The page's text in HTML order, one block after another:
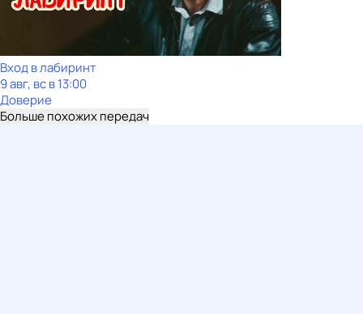
Вход в лабиринт
9 авг, вс в 13:00
Доверие
Больше похожих передач